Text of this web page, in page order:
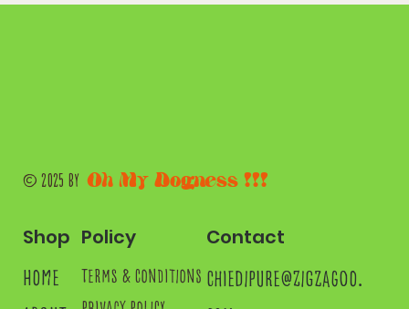
© 2025 by Oh My Dogness !!!
Shop
home
Policy
terms & conditions
Contact
chiedipure@zigzagoo.